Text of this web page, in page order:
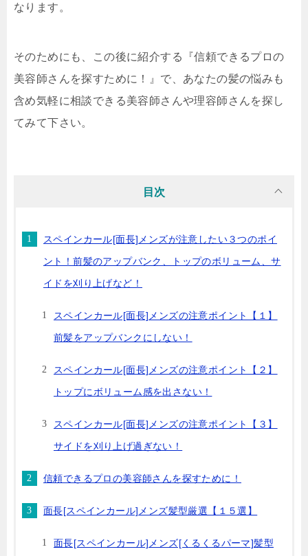
なります。
そのためにも、この後に紹介する『信頼できるプロの
美容師さんを探すために！』で、あなたの髪の悩みも
含め気軽に相談できる美容師さんや理容師さんを探し
てみて下さい。
目次
スペインカール[面長]メンズが注意したい３つのポイ
ント！前髪のアップバンク、トップのボリューム、サ
イドを刈り上げなど！
スペインカール[面長]メンズの注意ポイント【１】
前髪をアップバンクにしない！
スペインカール[面長]メンズの注意ポイント【２】
トップにボリューム感を出さない！
スペインカール[面長]メンズの注意ポイント【３】
サイドを刈り上げ過ぎない！
信頼できるプロの美容師さんを探すために！
面長[スペインカール]メンズ髪型厳選【１５選】
面長[スペインカール]メンズ[くるくるパーマ]髪型